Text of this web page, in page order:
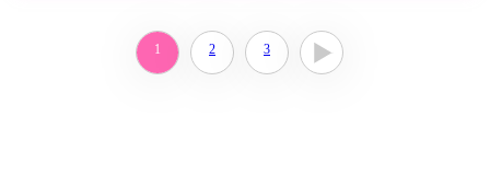
1 2 3